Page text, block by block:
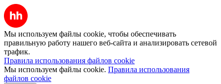
Мы используем файлы cookie, чтобы обеспечивать
правильную работу нашего веб-сайта и анализировать сетевой
трафик.
Правила использования файлов cookie
Мы используем файлы cookie. Правила использования
файлов cookie